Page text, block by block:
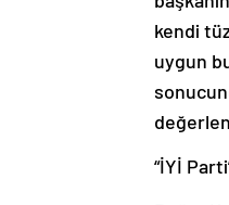
kendi
uygun